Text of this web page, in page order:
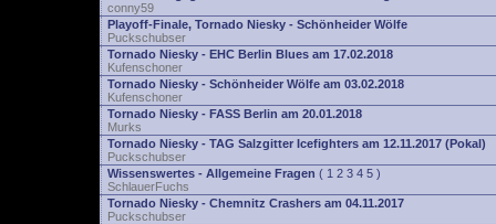
conny59
Playoff-Finale, Tornado Niesky - Schönheider Wölfe
Puckschubser
Tornado Niesky - EHC Berlin Blues am 17.02.2018
Kufenschoner
Tornado Niesky - Schönheider Wölfe am 03.02.2018
Kufenschoner
Tornado Niesky - FASS Berlin am 20.01.2018
Murks
Tornado Niesky - TAG Salzgitter Icefighters am 12.11.2017 (Pokal)
Puckschubser
Wissenswertes - Allgemeine Fragen ( 1 2 3 4 5 )
SchlauerFuchs
Tornado Niesky - Chemnitz Crashers am 04.11.2017
Puckschubser